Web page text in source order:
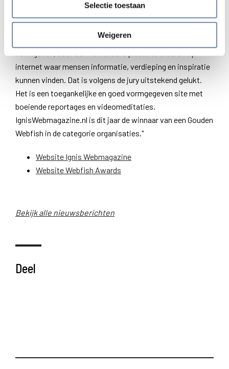
Selectie toestaan
Weigeren
Het online tijdschrift wil op eigentijdse wijze het
apostolaat van de Nederlandse jezuïeten mede
internet waar mensen informatie, verdieping en inspiratie
kunnen vinden. Dat is volgens de jury uitstekend gelukt.
Het is een toegankelijke en goed vormgegeven site met
boeiende reportages en videomeditaties.
IgnisWebmagazine.nl is dit jaar de winnaar van een Gouden
Webfish in de categorie organisaties."
Website Ignis Webmagazine
Website Webfish Awards
Bekijk alle nieuwsberichten
Deel